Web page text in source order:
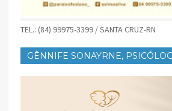
TEL.: (84) 99975-3399 / SANTA CRUZ-RN
GÊNNIFE SONAYRNE,